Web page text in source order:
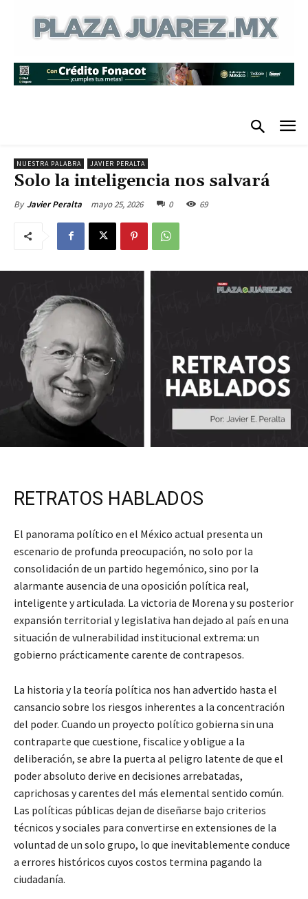
NUESTRA PALABRA JAVIER PERALTA
Solo la inteligencia nos salvará
By Javier Peralta mayo 25, 2026 0 69
RETRATOS HABLADOS
El panorama político en el México actual presenta un
escenario de profunda preocupación, no solo por la
consolidación de un partido hegemónico, sino por la
alarmante ausencia de una oposición política real,
inteligente y articulada. La victoria de Morena y su posterior
expansión territorial y legislativa han dejado al país en una
situación de vulnerabilidad institucional extrema: un
gobierno prácticamente carente de contrapesos.
La historia y la teoría política nos han advertido hasta el
cansancio sobre los riesgos inherentes a la concentración
del poder. Cuando un proyecto político gobierna sin una
contraparte que cuestione, fiscalice y obligue a la
deliberación, se abre la puerta al peligro latente de que el
poder absoluto derive en decisiones arrebatadas,
caprichosas y carentes del más elemental sentido común.
Las políticas públicas dejan de diseñarse bajo criterios
técnicos y sociales para convertirse en extensiones de la
voluntad de un solo grupo, lo que inevitablemente conduce
a errores históricos cuyos costos termina pagando la
ciudadanía.